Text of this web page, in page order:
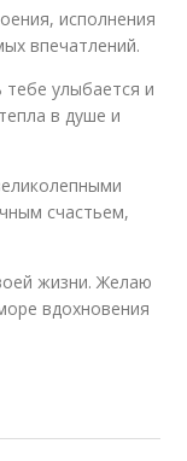
исполнения
впечатлений.
улыбается и
в душе и
счастьем,
жизни. Желаю
вдохновения